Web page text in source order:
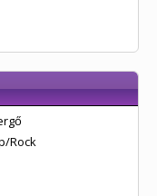
Rock